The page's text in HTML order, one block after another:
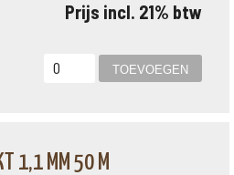
Prijs incl. 21% btw
1,1 MM 50 M